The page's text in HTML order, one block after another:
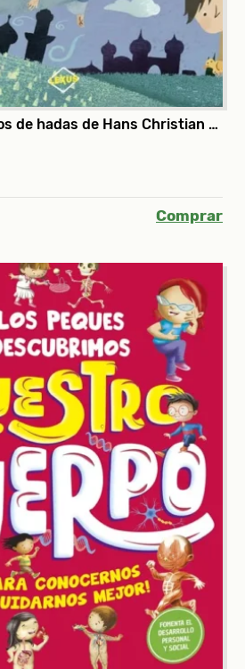
Fascinantes cuentos de hadas de Hans Christian Andersen
Comprar